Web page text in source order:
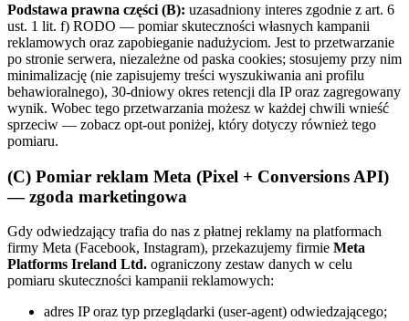
Podstawa prawna części (B): uzasadniony interes zgodnie z art. 6
ust. 1 lit. f) RODO — pomiar skuteczności własnych kampanii
reklamowych oraz zapobieganie nadużyciom. Jest to przetwarzanie
po stronie serwera, niezależne od paska cookies; stosujemy przy nim
minimalizację (nie zapisujemy treści wyszukiwania ani profilu
behawioralnego), 30-dniowy okres retencji dla IP oraz zagregowany
wynik. Wobec tego przetwarzania możesz w każdej chwili wnieść
sprzeciw — zobacz opt-out poniżej, który dotyczy również tego
pomiaru.
(C) Pomiar reklam Meta (Pixel + Conversions API)
— zgoda marketingowa
Gdy odwiedzający trafia do nas z płatnej reklamy na platformach
firmy Meta (Facebook, Instagram), przekazujemy firmie Meta
Platforms Ireland Ltd. ograniczony zestaw danych w celu
pomiaru skuteczności kampanii reklamowych:
adres IP oraz typ przeglądarki (user-agent) odwiedzającego;